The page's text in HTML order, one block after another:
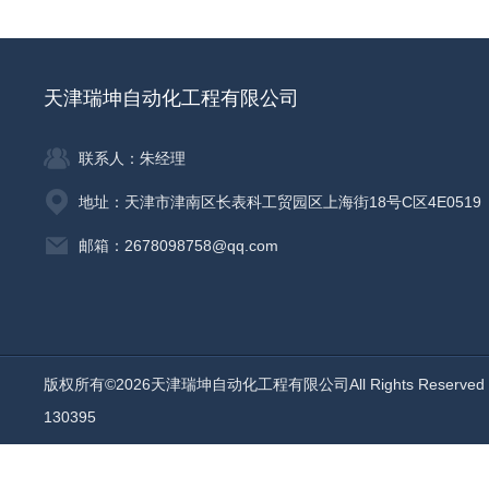
天津瑞坤自动化工程有限公司
联系人：朱经理
地址：天津市津南区长表科工贸园区上海街18号C区4E0519
邮箱：2678098758@qq.com
版权所有©2026天津瑞坤自动化工程有限公司All Rights
130395